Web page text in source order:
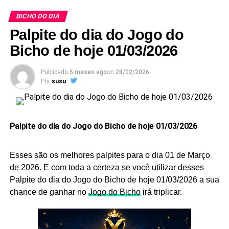
Não basta apenas ter os Palpites do Bicho Dia 04-08-
2020, você deve também não se esquecer de aprender
as milhares viciadas, pois é interessante você saber.
para conhecer a tabela de milhares viciadas clique aqui
Boa sorte com as Palpites do Bicho Dia 04-08-2020.
RELACIONADOS:
DON'T MISS
Palpites do Bicho Dia 03/08/2020 Noite
Grupo 13/ dezenas49 – 50–
51– 52
6450 – 1050 – 9750 – 7350
7
5 2
Google.
diariamente, acesse também a página de palpites do jogo
do bicho hoje.
Confira Aqui
BICHO DO DIA
Palpite do dia do Jogo do
Bicho de hoje 01/03/2026
Publicado 5 meses agoon 28/02/2026
Por susu
Palpite do dia do Jogo do Bicho de hoje 01/03/2026
Esses são os melhores palpites para o dia 01 de Março
de 2026. E com toda a certeza se você utilizar desses
Palpite do dia do Jogo do Bicho de hoje 01/03/2026 a sua
chance de ganhar no Jogo do Bichoirá triplicar.